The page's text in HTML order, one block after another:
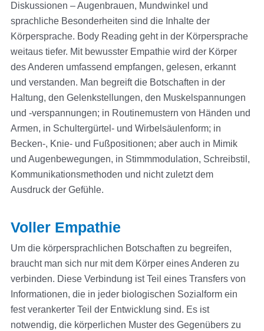
Diskussionen – Augenbrauen, Mundwinkel und
sprachliche Besonderheiten sind die Inhalte der
Körpersprache. Body Reading geht in der Körpersprache
weitaus tiefer. Mit bewusster Empathie wird der Körper
des Anderen umfassend empfangen, gelesen, erkannt
und verstanden. Man begreift die Botschaften in der
Haltung, den Gelenkstellungen, den Muskelspannungen
und -verspannungen; in Routinemustern von Händen und
Armen, in Schultergürtel- und Wirbelsäulenform; in
Becken-, Knie- und Fußpositionen; aber auch in Mimik
und Augenbewegungen, in Stimmmodulation, Schreibstil,
Kommunikationsmethoden und nicht zuletzt dem
Ausdruck der Gefühle.
Voller Empathie
Um die körpersprachlichen Botschaften zu begreifen,
braucht man sich nur mit dem Körper eines Anderen zu
verbinden. Diese Verbindung ist Teil eines Transfers von
Informationen, die in jeder biologischen Sozialform ein
fest verankerter Teil der Entwicklung sind. Es ist
notwendig, die körperlichen Muster des Gegenübers zu